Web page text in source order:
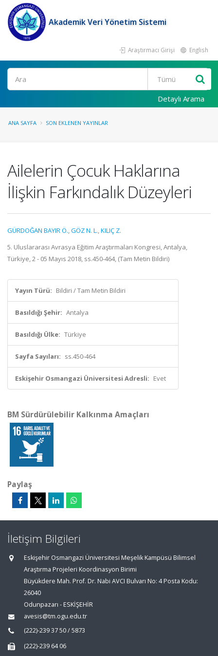
Akademik Veri Yönetim Sistemi
Araştırmacı Girişi English
Ara
Detaylı Arama
ANA SAYFA SON EKLENEN YAYINLAR
Ailelerin Çocuk Haklarına
İlişkin Farkındalık Düzeyleri
GÜRDOĞAN BAYIR Ö.,GÖZ N. L.,KILIÇ Z.
5. Uluslararası Avrasya Eğitim Araştırmaları Kongresi, Antalya,
Türkiye, 2 - 05 Mayıs 2018, ss.450-464, (Tam Metin Bildiri)
Yayın Türü: Bildiri / Tam Metin Bildiri
Basıldığı Şehir: Antalya
Basıldığı Ülke: Türkiye
Sayfa Sayıları: ss.450-464
Eskişehir Osmangazi Üniversitesi Adresli: Evet
BM Sürdürülebilir Kalkınma Amaçları
Paylaş
İletişim Bilgileri
Eskişehir Osmangazi Üniversitesi Meşelik Kampüsü Bilimsel
Araştırma Projeleri Koordinasyon Birimi
Büyükdere Mah. Prof. Dr. Nabi AVCI Bulvarı No: 4 Posta Kodu:
26040
Odunpazarı - ESKİŞEHİR
avesis@tm.ogu.edu.tr
(222)-239 37 50 / 5873
(222)-239 64 06